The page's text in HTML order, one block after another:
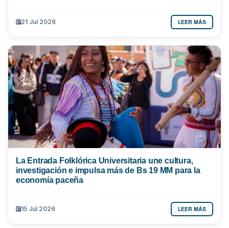
21 Jul 2026 LEER MÁS
La Entrada Folklórica Universitaria une cultura,
investigación e impulsa más de Bs 19 MM para la
economía paceña
15 Jul 2026 LEER MÁS